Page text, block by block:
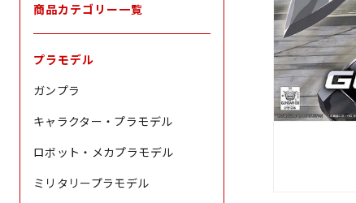
商品カテゴリー一覧
プラモデル
ガンプラ
キャラクター・プラモデル
ロボット・メカプラモデル
ミリタリープラモデル